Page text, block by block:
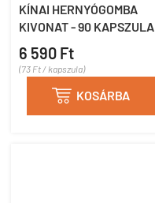
KÍNAI HERNYÓGOMBA
KIVONAT - 90 KAPSZULA
6 590 Ft
(73 Ft / kapszula)
 KOSÁRBA